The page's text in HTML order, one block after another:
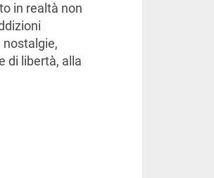
in realtà non
nostalgie,
di libertà, alla